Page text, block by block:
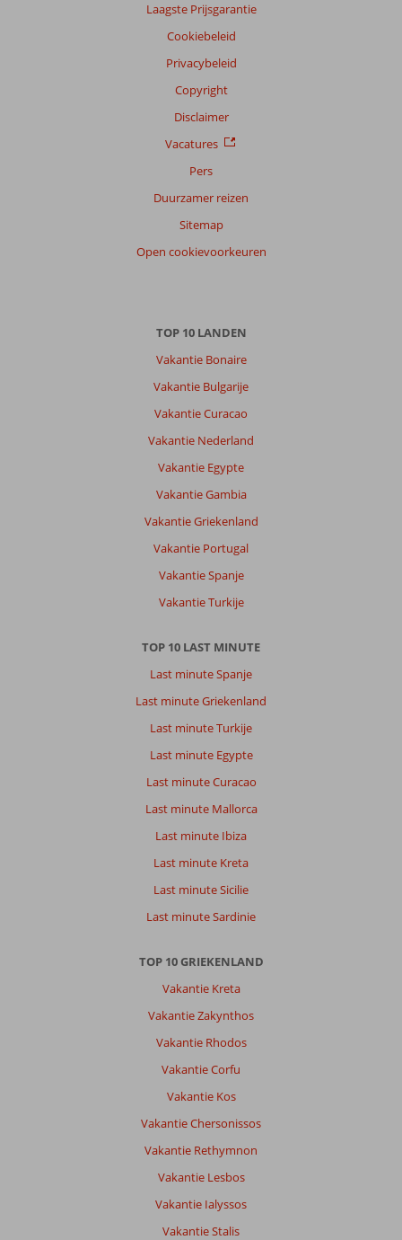
Laagste Prijsgarantie
Cookiebeleid
Privacybeleid
Copyright
Disclaimer
Vacatures
Pers
Duurzamer reizen
Sitemap
Open cookievoorkeuren
TOP 10 LANDEN
Vakantie Bonaire
Vakantie Bulgarije
Vakantie Curacao
Vakantie Nederland
Vakantie Egypte
Vakantie Gambia
Vakantie Griekenland
Vakantie Portugal
Vakantie Spanje
Vakantie Turkije
TOP 10 LAST MINUTE
Last minute Spanje
Last minute Griekenland
Last minute Turkije
Last minute Egypte
Last minute Curacao
Last minute Mallorca
Last minute Ibiza
Last minute Kreta
Last minute Sicilie
Last minute Sardinie
TOP 10 GRIEKENLAND
Vakantie Kreta
Vakantie Zakynthos
Vakantie Rhodos
Vakantie Corfu
Vakantie Kos
Vakantie Chersonissos
Vakantie Rethymnon
Vakantie Lesbos
Vakantie Ialyssos
Vakantie Stalis